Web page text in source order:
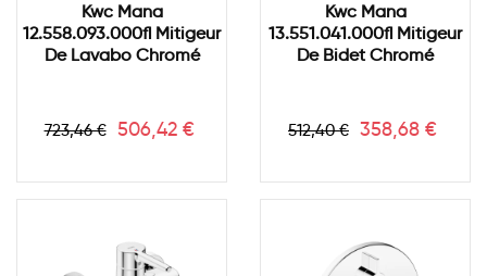
Kwc Mana
12.558.093.000fl Mitigeur
De Lavabo Chromé
Prix
723,46 € Prix
506,42 €
Kwc Mana
13.551.041.000fl Mitigeur
De Bidet Chromé
Prix
512,40 € Prix
358,68 €